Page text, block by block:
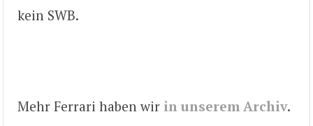
kein SWB.
Mehr Ferrari haben wir in unserem Archiv.